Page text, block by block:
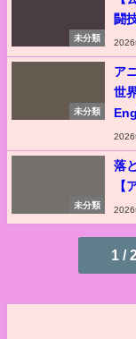
未分類
闘
2026
未分類
ア
世
2026
未分類
落
【
2026
1 /